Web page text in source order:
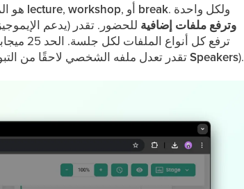
lecture, workshop break. ولكل واحدة
(Eventee يدعم الإيموجيز والنص المنسّق عشان يكون النص أكثر تفاعلًا) وترفع ملفات إضافية للحضور. تقدر
ترفع كل أنواع الملفات لكل جلسة. الحد 25 ميجابايت لكل ملف، وبحد أقصى
المتحدثين لكل جلسة. عشان تنشئ متحدث جديد، بس ابدأ تكتب اسمه في الخانة (تقدر تعدل ملفه الشخصي لاحقًا من التبويبSpeakers).